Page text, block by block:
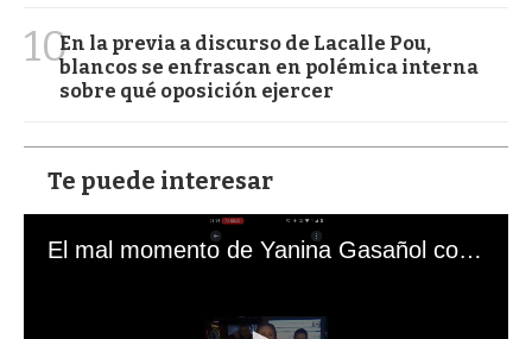
10En la previa a discurso de Lacalle Pou,
blancos se enfrascan en polémica interna
sobre qué oposición ejercer
Te puede interesar
El mal momento de Yanina Gasañol con un hincha argentino en "Subrayado"